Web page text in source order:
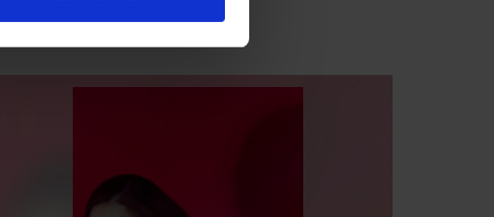
/Por Jorge Acevedo→ 05.06.2022